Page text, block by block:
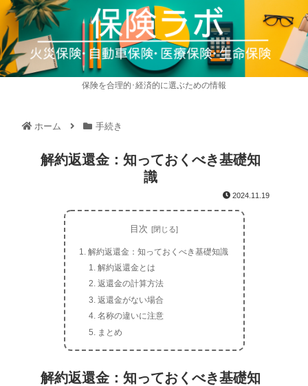
保険を合理的･経済的に選ぶための情報
ホーム 手続き
解約返還金：知っておくべき基礎知
識
2024.11.19
目次
解約返還金：知っておくべき基礎知識
解約返還金とは
返還金の計算方法
返還金がない場合
名称の違いに注意
まとめ
解約返還金：知っておくべき基礎知